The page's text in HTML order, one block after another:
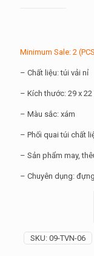
Minimum Sale: 2
– Chất liệu: túi vải nỉ
– Kích thước: 29 x 22
– Màu sắc: xám
– Phối quai túi chất
– Sản phẩm may,
– Chuyên dụng:
SKU: 09-TVN-06